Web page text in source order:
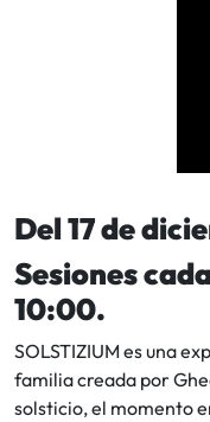
Del 17 de
Sesiones
10:00.
SOLSTIZIUM es una
familia creada por
solsticio, el momento